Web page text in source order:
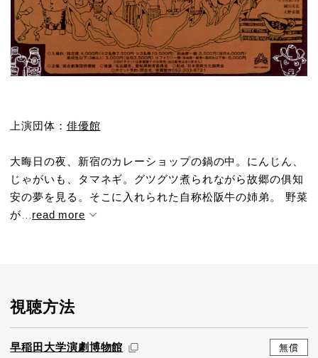
上演団体： 俳優館
大晦日の夜、新宿のカレーショップの鍋の中。にんじん、
じゃがいも、タマネギ。グツグツ煮られながら故郷の俱知
安の夢を見る。そこに入れられた自称松阪牛の姉弟。 野菜
が...read more
視聴方法
早稲田大学演劇博物館
無償